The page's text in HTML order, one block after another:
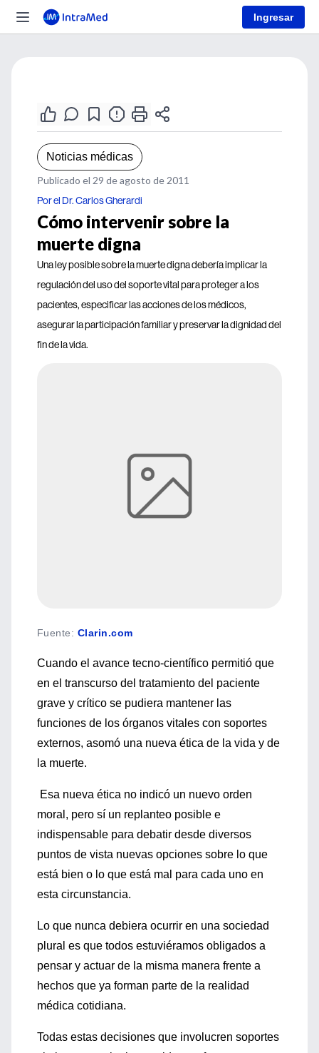
Ingresar
Noticias médicas
Publicado el 29 de agosto de 2011
Por el Dr. Carlos Gherardi
Cómo intervenir sobre la
muerte digna
Una ley posible sobre la muerte digna debería implicar la
regulación del uso del soporte vital para proteger a los
pacientes, especificar las acciones de los médicos,
asegurar la participación familiar y preservar la dignidad del
fin de la vida.
Fuente: Clarin.com
Cuando el avance tecno-científico permitió que
en el transcurso del tratamiento del paciente
grave y crítico se pudiera mantener las
funciones de los órganos vitales con soportes
externos, asomó una nueva ética de la vida y de
la muerte.
Esa nueva ética no indicó un nuevo orden
moral, pero sí un replanteo posible e
indispensable para debatir desde diversos
puntos de vista nuevas opciones sobre lo que
está bien o lo que está mal para cada uno en
esta circunstancia.
Lo que nunca debiera ocurrir en una sociedad
plural es que todos estuviéramos obligados a
pensar y actuar de la misma manera frente a
hechos que ya forman parte de la realidad
médica cotidiana.
Todas estas decisiones que involucren soportes